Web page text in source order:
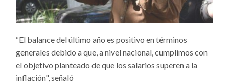
“El balance del último año es positivo en términos
generales debido a que, a nivel nacional, cumplimos con
el objetivo planteado de que los salarios superen a la
inflación", señaló